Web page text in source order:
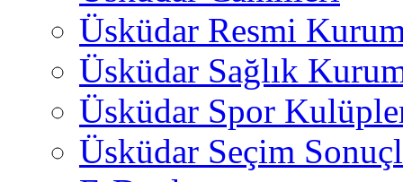
Üsküdar Resmi
Üsküdar Sağlık
Üsküdar Spor
Üsküdar Seçim